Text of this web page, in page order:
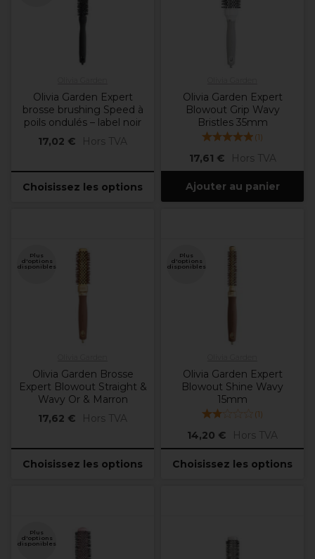
Olivia Garden Expert
brosse brushing Speed à
poils ondulés – label noir
17,02 €
Hors TVA
Choisissez les options
Olivia Garden Expert
Blowout Grip Wavy
Bristles 35mm
(1)
17,61 € Hors TVA
Ajouter au panier
Plus
d'options
disponibles
Olivia Garden Brosse
Expert Blowout Straight &
Wavy Or & Marron
17,62 €
Hors TVA
Choisissez les options
Plus
d'options
disponibles
Olivia Garden Expert
Blowout Shine Wavy
15mm
(1)
14,20 € Hors TVA
Choisissez les options
Plus
d'options
disponibles